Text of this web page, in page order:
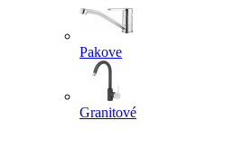
Pakove
Granitové